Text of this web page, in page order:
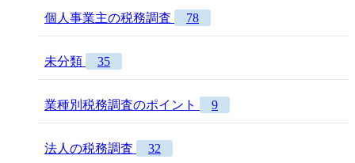
個人事業主の税務調査 78
未分類 35
業種別税務調査のポイント 9
法人の税務調査 32